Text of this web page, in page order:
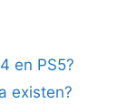
en PS5?
existen?